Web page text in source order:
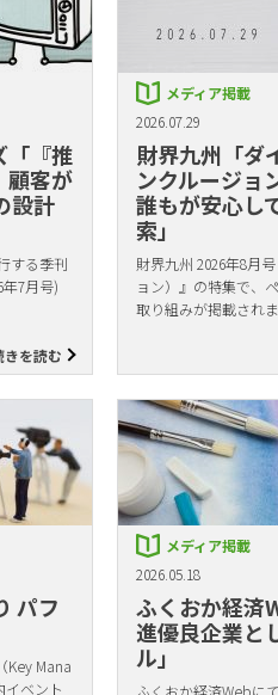
「『推
顧客が
設計
する季刊
7月号)
きを読む
メディア掲載
2026.07.29
財界九州「ダ
ンクルージョ
誰もが安心し
索」
財界九州 2026年8月
ョン）』の特集で、
取り組みが掲載されま
パフ
Key Mana
ベント
メディア掲載
2026.05.18
ふくおか経済
進優良企業
ル」
ふくおか経済Webに